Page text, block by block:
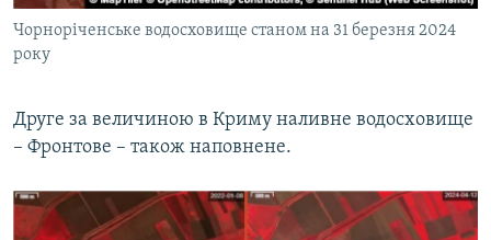
Чорноріченське водосховище станом на 31 березня 2024
року
Друге за величиною в Криму наливне водосховище
– Фронтове – також наповнене.